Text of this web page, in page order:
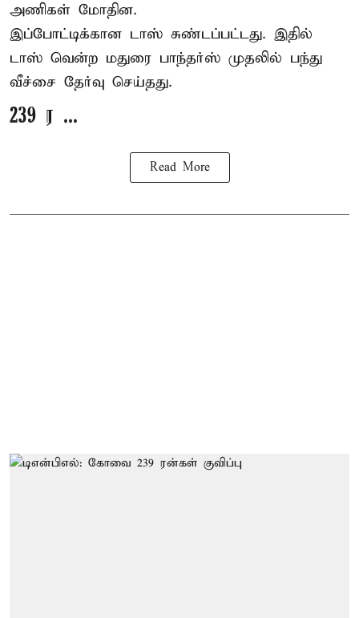
அணிகள் மோதின.
இப்போட்டிக்கான டாஸ் சுண்டப்பட்டது. இதில்
டாஸ் வென்ற மதுரை பாந்தர்ஸ் முதலில் பந்து
வீச்சை தேர்வு செய்தது.
239 ர ...
Read More